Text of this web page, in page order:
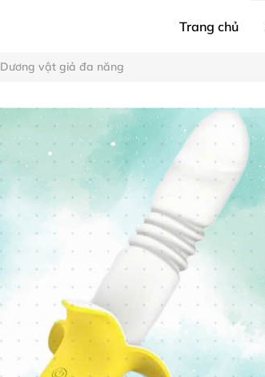
Trang chủ
Dương vật giả đa năng